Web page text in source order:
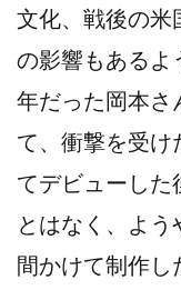
文化、戦後の米
の影響もあるよ
年だった岡本さ
て、衝撃を受け
てデビューした
とはなく、よ
間かけて制作し